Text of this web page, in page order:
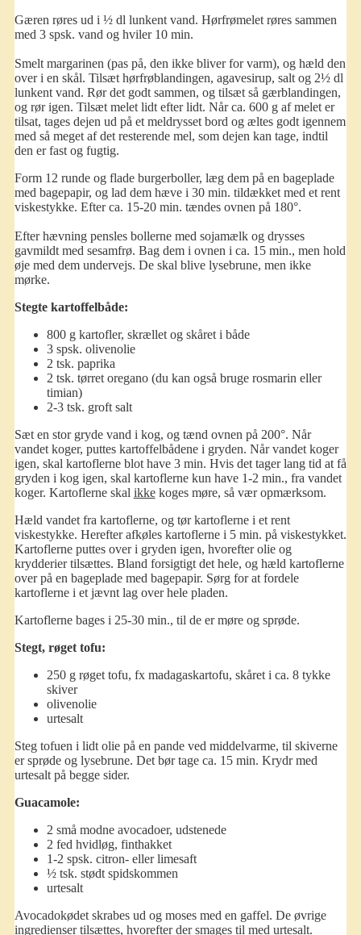
Gæren røres ud i ½ dl lunkent vand. Hørfrømelet røres sammen
med 3 spsk. vand og hviler 10 min.
Smelt margarinen (pas på, den ikke bliver for varm), og hæld den
over i en skål. Tilsæt hørfrøblandingen, agavesirup, salt og 2½ dl
lunkent vand. Rør det godt sammen, og tilsæt så gærblandingen,
og rør igen. Tilsæt melet lidt efter lidt. Når ca. 600 g af melet er
tilsat, tages dejen ud på et meldrysset bord og æltes godt igennem
med så meget af det resterende mel, som dejen kan tage, indtil
den er fast og fugtig.
Form 12 runde og flade burgerboller, læg dem på en bageplade
med bagepapir, og lad dem hæve i 30 min. tildækket med et rent
viskestykke. Efter ca. 15-20 min. tændes ovnen på 180°.
Efter hævning pensles bollerne med sojamælk og drysses
gavmildt med sesamfrø. Bag dem i ovnen i ca. 15 min., men hold
øje med dem undervejs. De skal blive lysebrune, men ikke
mørke.
Stegte kartoffelbåde:
800 g kartofler, skrællet og skåret i både
3 spsk. olivenolie
2 tsk. paprika
2 tsk. tørret oregano (du kan også bruge rosmarin eller
timian)
2-3 tsk. groft salt
Sæt en stor gryde vand i kog, og tænd ovnen på 200°. Når
vandet koger, puttes kartoffelbådene i gryden. Når vandet koger
igen, skal kartoflerne blot have 3 min. Hvis det tager lang tid at få
gryden i kog igen, skal kartoflerne kun have 1-2 min., fra vandet
koger. Kartoflerne skal ikkekoges møre, så vær opmærksom.
Hæld vandet fra kartoflerne, og tør kartoflerne i et rent
viskestykke. Herefter afkøles kartoflerne i 5 min. på viskestykket.
Kartoflerne puttes over i gryden igen, hvorefter olie og
krydderier tilsættes. Bland forsigtigt det hele, og hæld kartoflerne
over på en bageplade med bagepapir. Sørg for at fordele
kartoflerne i et jævnt lag over hele pladen.
Kartoflerne bages i 25-30 min., til de er møre og sprøde.
Stegt, røget tofu:
250 g røget tofu, fx madagaskartofu, skåret i ca. 8 tykke
skiver
olivenolie
urtesalt
Steg tofuen i lidt olie på en pande ved middelvarme, til skiverne
er sprøde og lysebrune. Det bør tage ca. 15 min. Krydr med
urtesalt på begge sider.
Guacamole:
2 små modne avocadoer, udstenede
2 fed hvidløg, finthakket
1-2 spsk. citron- eller limesaft
½ tsk. stødt spidskommen
urtesalt
Avocadokødet skrabes ud og moses med en gaffel. De øvrige
ingredienser tilsættes, hvorefter der smages til med urtesalt.